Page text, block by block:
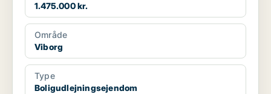
1.475.000 kr.
Område
Viborg
Type
Boligudlejningsejendom